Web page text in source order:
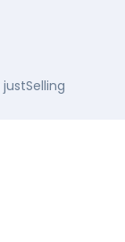
justSelling